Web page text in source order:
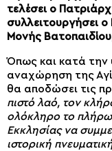
τελέσει ο
συλλειτουργήσει
Μονής
Όπως και κατά την
αναχώρηση της
θα αποδώσει τις
πιστό λαό, τον
ολόκληρο το
Εκκλησίας να
ιστορική